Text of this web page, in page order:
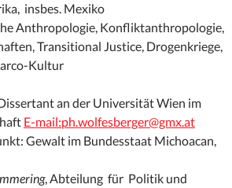
insbes. Mexiko
Anthropologie, Konfliktanthropologie,
Transitional Justice, Drogenkriege,
Kultur
an der Universität Wien im
E-mail:ph.wolfesberger@gmx.at
Gewalt im Bundesstaat Michoacan,
, Abteilung für Politik und